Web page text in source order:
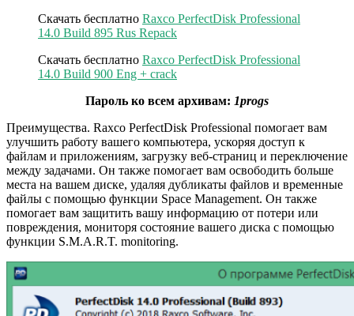
Скачать бесплатно Raxco PerfectDisk Professional
14.0 Build 895 Rus Repack
Скачать бесплатно Raxco PerfectDisk Professional
14.0 Build 900 Eng + crack
Пароль ко всем архивам: 1progs
Преимущества. Raxco PerfectDisk Professional помогает вам
улучшить работу вашего компьютера, ускоряя доступ к
файлам и приложениям, загрузку веб-страниц и переключение
между задачами. Он также помогает вам освободить больше
места на вашем диске, удаляя дубликаты файлов и временные
файлы с помощью функции Space Management. Он также
помогает вам защитить вашу информацию от потери или
повреждения, мониторя состояние вашего диска с помощью
функции S.M.A.R.T. monitoring.